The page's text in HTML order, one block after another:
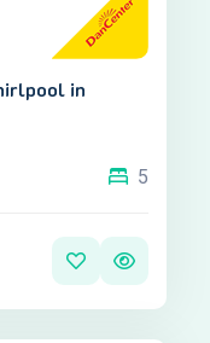
in
5